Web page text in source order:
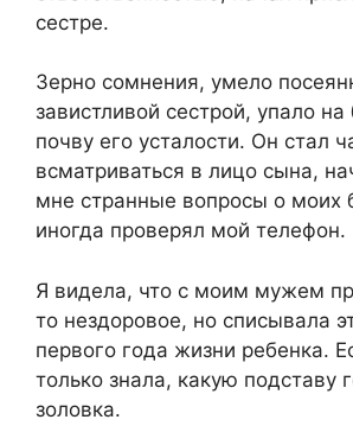
сестре.
Зерно сомнения, умело
завистливой сестрой, упало
почву его усталости. Он стал
всматриваться в лицо сына,
мне странные вопросы о
иногда проверял мой телефон.
Я видела, что с моим мужем
то нездоровое, но списывала
первого года жизни ребенка.
только знала, какую подставу
золовка.